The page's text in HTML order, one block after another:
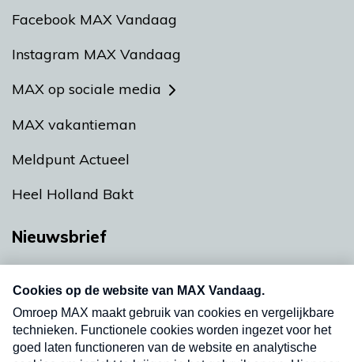
Facebook MAX Vandaag
Instagram MAX Vandaag
MAX op sociale media
MAX vakantieman
Meldpunt Actueel
Heel Holland Bakt
Nieuwsbrief
nieuwsbrief. Elke vrijdag- en dinsdagochtend in
uw mailbox.
Verzend